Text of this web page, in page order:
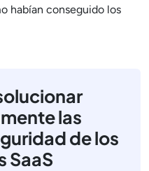
habían conseguido los
las
de los
SaaS